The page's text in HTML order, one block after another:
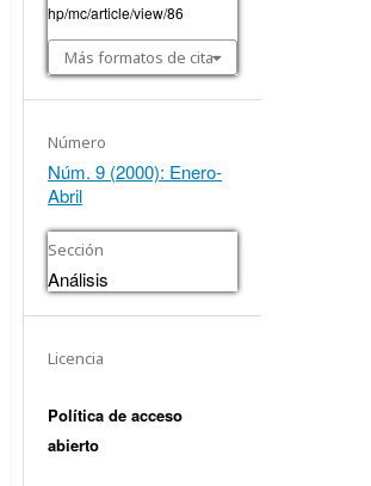
hp/mc/article/view/86
Más formatos de cita
Número
Núm. 9 (2000): Enero-
Abril
Sección
Análisis
Licencia
Política de acceso
abierto